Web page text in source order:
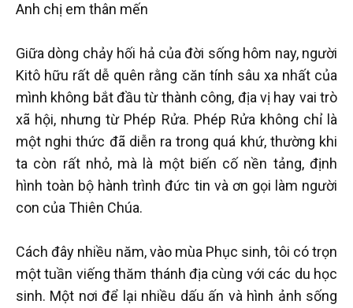
Anh chị em thân mến
Giữa dòng chảy hối hả của đời sống hôm nay, người
Kitô hữu rất dễ quên rằng căn tính sâu xa nhất của
mình không bắt đầu từ thành công, địa vị hay vai trò
xã hội, nhưng từ Phép Rửa. Phép Rửa không chỉ là
một nghi thức đã diễn ra trong quá khứ, thường khi
ta còn rất nhỏ, mà là một biến cố nền tảng, định
hình toàn bộ hành trình đức tin và ơn gọi làm người
con của Thiên Chúa.
Cách đây nhiều năm, vào mùa Phục sinh, tôi có trọn
một tuần viếng thăm thánh địa cùng với các du học
sinh. Một nơi để lại nhiều dấu ấn và hình ảnh sống